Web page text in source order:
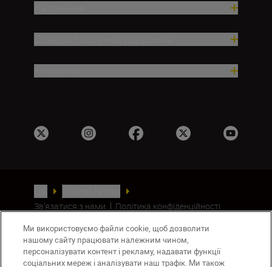
Зв’язатися з нами
Політика конфіденційності
Повідомлення про файли cookie
Налаштування Cookie
© 2026 Nikon
Ми використовуємо файли cookie, щоб дозволити
нашому сайту працювати належним чином,
персоналізувати контент і рекламу, надавати функції
соціальних мереж і аналізувати наш трафік. Ми також